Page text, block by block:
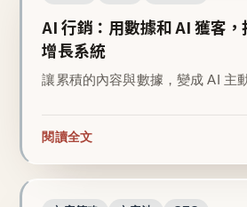
AI 行銷：用數據和 AI 獲客
增長系統
讓累積的內容與數據，變成 AI 主
閱讀全文